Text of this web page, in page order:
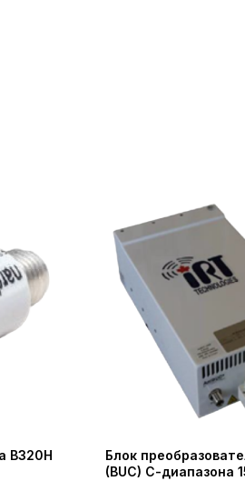
B320H
Блок
(BUC) С-диапазона